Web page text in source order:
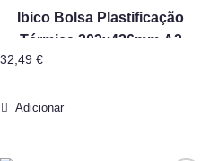
Ibico Bolsa Plastificação
Térmica 303x426mm A3
125My Pack 100un
32,49 €
Adicionar